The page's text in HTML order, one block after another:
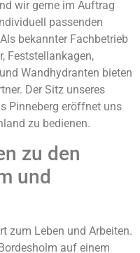
wir gerne im Auftrag
passenden
bekannter Fachbetrieb
Feststellankagen,
Wandhydranten bieten
Der Sitz unseres
Pinneberg eröffnet uns
zu bedienen.
zu den
und
zum Leben und Arbeiten.
auf einem